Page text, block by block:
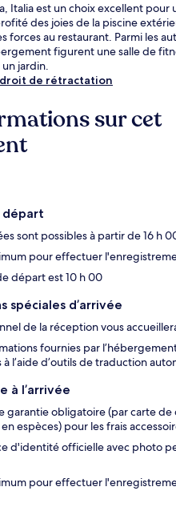
Italia est un choix excellent pour
des joies de la piscine
forces au restaurant. Parmi les
figurent une salle de
jardin.
de rétractation
sur cet
sont possibles à partir de 16 h
pour effectuer
départ est 10 h 00
spéciales d’arrivée
de la réception vous
fournies par
l’aide d’outils de traduction
à l’arrivée
garantie obligatoire (par carte
espèces) pour les frais
d'identité officielle avec photo
pour effectuer